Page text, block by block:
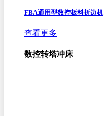
FBA通用型数控板料折边机
查看更多
数控转塔冲床